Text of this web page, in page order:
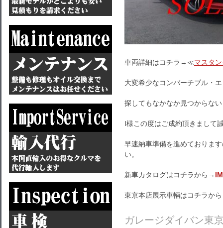
車両詳細はコチラ→≪マスタ
大変希少なコンバーチブル・
探してもなかなか見つからな
I様この度はご成約頂きまして
早速納車準備を進めておりま
い。
新車カタログはコチラから→
東京本店展示車輛はコチラか
ガレージダイバン東